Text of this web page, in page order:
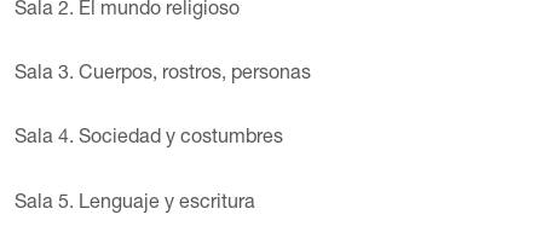
Sala 2. El mundo religioso
Sala 3. Cuerpos, rostros, personas
Sala 4. Sociedad y costumbres
Sala 5. Lenguaje y escritura